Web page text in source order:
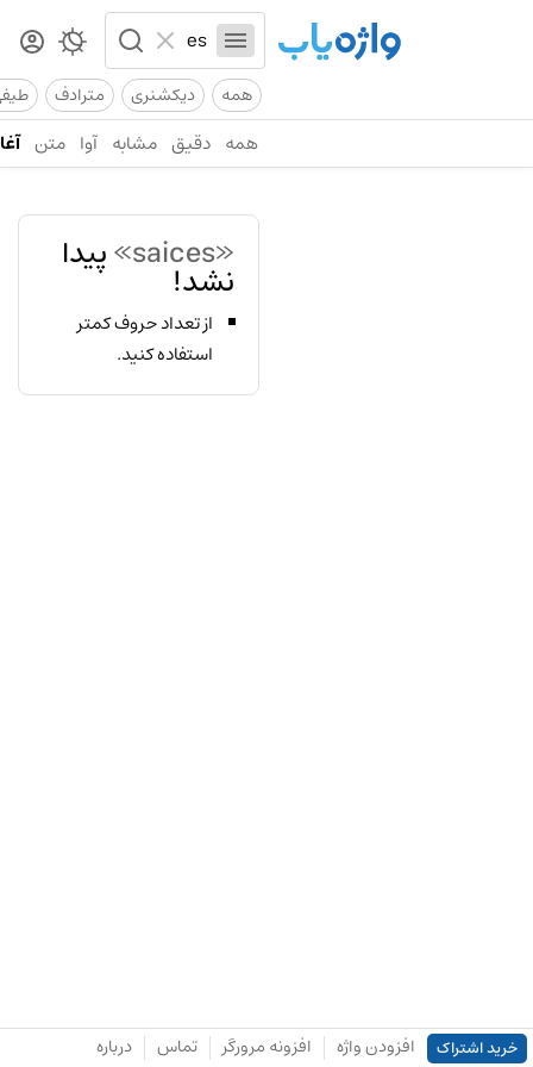
همه دیکشنری مترادف
همه دقیق مشابه آوا متن
«saices» پیدا
نشد!
از تعداد حروف کمتر
استفاده کنید.
خرید اشتراک افزودن واژه افزونه مرورگر تماس درباره